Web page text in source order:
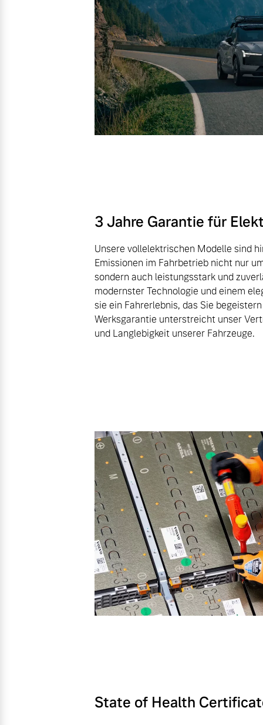
3 Jahre Garantie für
Unsere vollelektrischen Modelle sind
Emissionen im Fahrbetrieb nicht nur
sondern auch leistungsstark und
modernster Technologie und einem
sie ein Fahrerlebnis, das Sie
Werksgarantie unterstreicht unser
und Langlebigkeit unserer Fahrzeuge.
State of Health